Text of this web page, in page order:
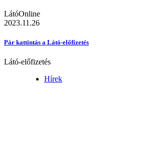
LátóOnline
2023.11.26
Pár kattintás a Látó-előfizetés
Látó-előfizetés
Hírek